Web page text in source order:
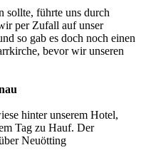
sollte, führte uns durch
per Zufall auf unser
so gab es doch noch einen
bevor wir unseren
hinter unserem Hotel,
Tag zu Hauf. Der
Neuötting